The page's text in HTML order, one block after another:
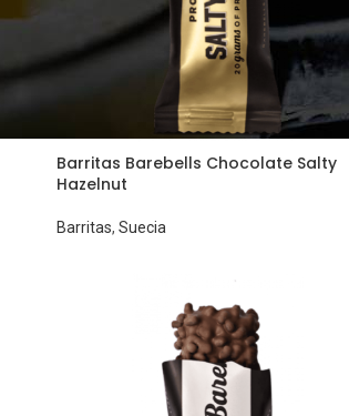
Barritas Barebells Chocolate Salty
Hazelnut
Barritas, Suecia